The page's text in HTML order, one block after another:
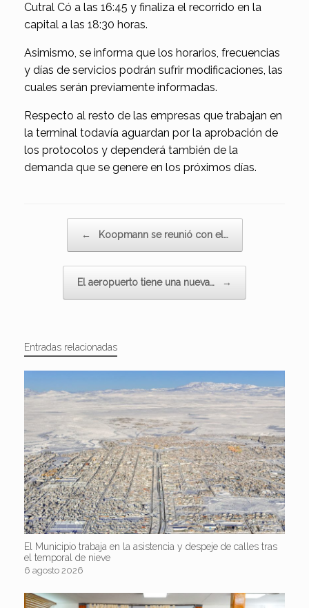
Cutral Có a las 16:45 y finaliza el recorrido en la
capital a las 18:30 horas.
Asimismo, se informa que los horarios, frecuencias
y días de servicios podrán sufrir modificaciones, las
cuales serán previamente informadas.
Respecto al resto de las empresas que trabajan en
la terminal todavía aguardan por la aprobación de
los protocolos y dependerá también de la
demanda que se genere en los próximos días.
← Koopmann se reunió con el…
El aeropuerto tiene una nueva… →
Entradas relacionadas
El Municipio trabaja en la asistencia y despeje de calles tras
el temporal de nieve
6 agosto 2026